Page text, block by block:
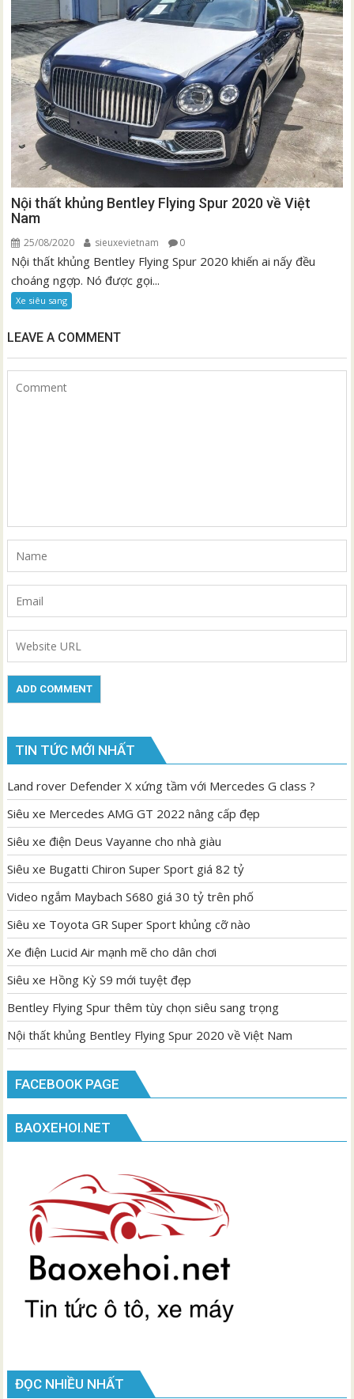
Nội thất khủng Bentley Flying Spur 2020 về Việt
Nam
25/08/2020 sieuxevietnam 0
Nội thất khủng Bentley Flying Spur 2020 khiến ai nấy đều
choáng ngợp. Nó được gọi...
Xe siêu sang
LEAVE A COMMENT
TIN TỨC MỚI NHẤT
Land rover Defender X xứng tầm với Mercedes G class ?
Siêu xe Mercedes AMG GT 2022 nâng cấp đẹp
Siêu xe điện Deus Vayanne cho nhà giàu
Siêu xe Bugatti Chiron Super Sport giá 82 tỷ
Video ngắm Maybach S680 giá 30 tỷ trên phố
Siêu xe Toyota GR Super Sport khủng cỡ nào
Xe điện Lucid Air mạnh mẽ cho dân chơi
Siêu xe Hồng Kỳ S9 mới tuyệt đẹp
Bentley Flying Spur thêm tùy chọn siêu sang trọng
Nội thất khủng Bentley Flying Spur 2020 về Việt Nam
FACEBOOK PAGE
BAOXEHOI.NET
ĐỌC NHIỀU NHẤT